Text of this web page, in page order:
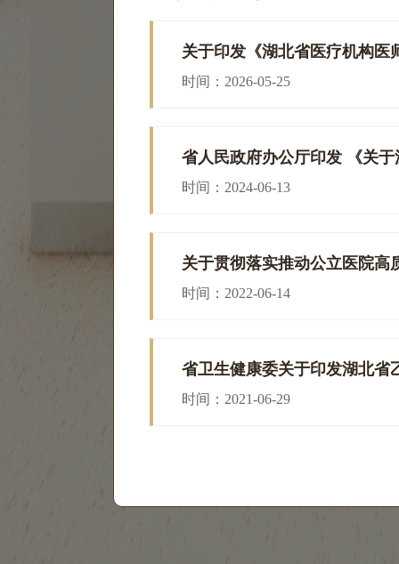
时间：2026-05-25
时间：2024-06-13
关于贯彻落实推动公立医院高
时间：2022-06-14
时间：2021-06-29